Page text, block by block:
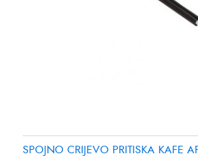
SPOJNO CRIJEVO PRITISKA KAFE